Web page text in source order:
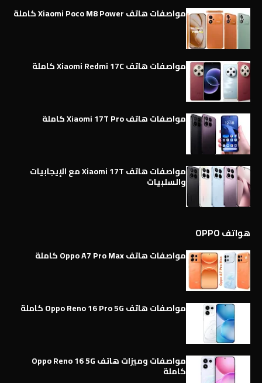
مواصفات هاتف Xiaomi Poco M8 Power كاملة
مواصفات هاتف Xiaomi Redmi 17C كاملة
مواصفات هاتف Xiaomi 17T Pro كاملة
مواصفات هاتف Xiaomi 17T مع الإيجابيات
والسلبيات
هواتف OPPO
مواصفات هاتف Oppo A7 Pro Max كاملة
مواصفات هاتف Oppo Reno 16 Pro 5G كاملة
مواصفات وميزات هاتف Oppo Reno 16 5G
كاملة